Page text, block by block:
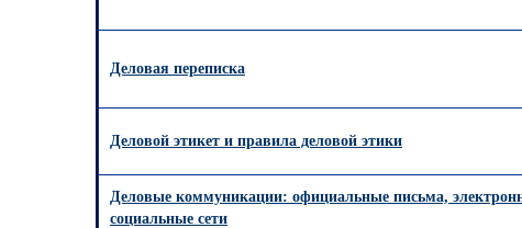
Деловая переписка
Деловой этикет и правила деловой этики
Деловые коммуникации: официальные письма,
социальные сети